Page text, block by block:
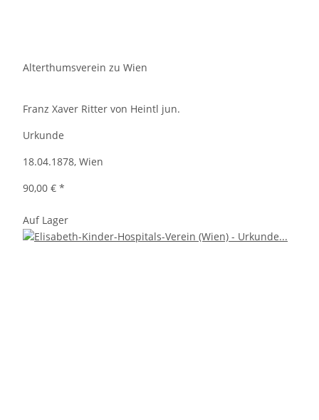
Alterthumsverein zu Wien
Franz Xaver Ritter von Heintl jun.
Urkunde
18.04.1878, Wien
90,00 € *
Auf Lager